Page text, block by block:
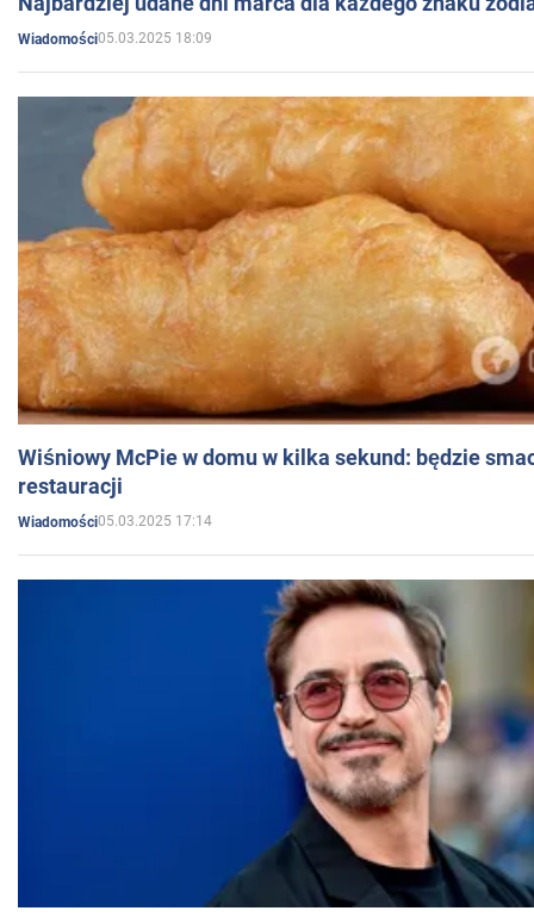
Wiadomości05.03.2025 18:09
Wiśniowy McPie w domu w kilka sekund: będzie
restauracji
Wiadomości05.03.2025 17:14